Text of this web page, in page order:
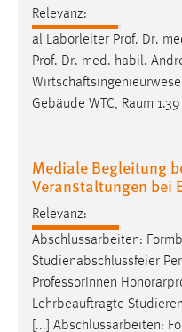
Relevanz:
al Laborleiter Prof. Dr.
Prof. Dr. med. habil.
Gebäude WTC, Raum
Mediale Begleitung
Veranstaltungen bei
Relevanz:
Abschlussarbeiten:
Studienabschlussfeier
ProfessorInnen
Lehrbeauftragte
[...] Abschlussarbeiten: